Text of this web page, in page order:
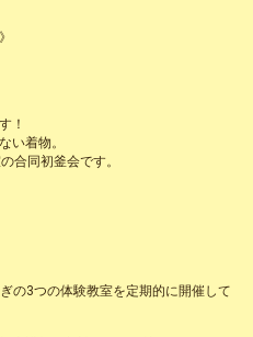
！
い着物。
合同初釜会です。
の3つの体験教室を定期的に開催して